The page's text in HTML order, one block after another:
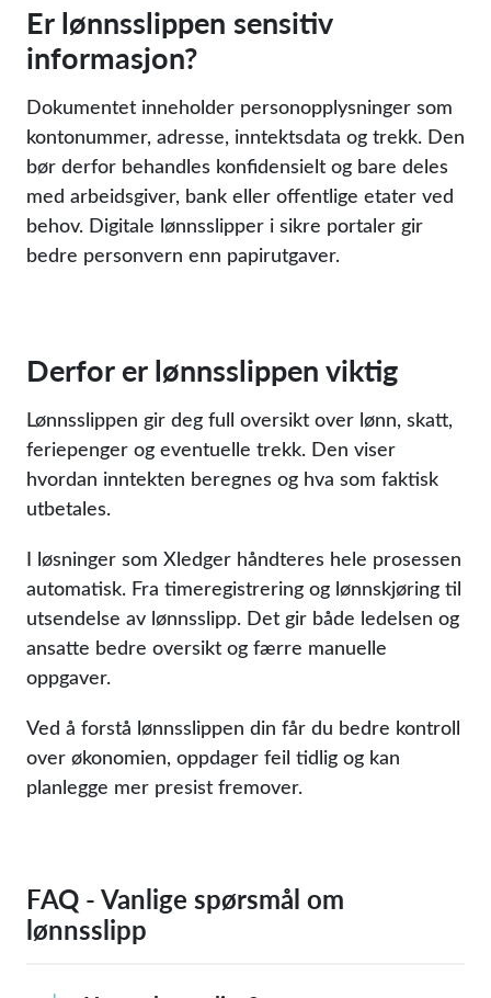
Er lønnsslippen sensitiv
informasjon?
Dokumentet inneholder personopplysninger som
kontonummer, adresse, inntektsdata og trekk. Den
bør derfor behandles konfidensielt og bare deles
med arbeidsgiver, bank eller offentlige etater ved
behov. Digitale lønnsslipper i sikre portaler gir
bedre personvern enn papirutgaver.
Derfor er lønnsslippen viktig
Lønnsslippen gir deg full oversikt over lønn, skatt,
feriepenger og eventuelle trekk. Den viser
hvordan inntekten beregnes og hva som faktisk
utbetales.
I løsninger som Xledger håndteres hele prosessen
automatisk. Fra timeregistrering og lønnskjøring til
utsendelse av lønnsslipp. Det gir både ledelsen og
ansatte bedre oversikt og færre manuelle
oppgaver.
Ved å forstå lønnsslippen din får du bedre kontroll
over økonomien, oppdager feil tidlig og kan
planlegge mer presist fremover.
FAQ - Vanlige spørsmål om
lønnsslipp